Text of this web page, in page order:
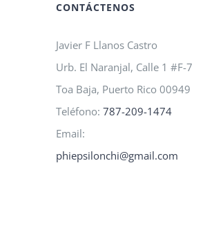
CONTÁCTENOS
Javier F Llanos Castro
Urb. El Naranjal, Calle 1 #F-7
Toa Baja, Puerto Rico 00949
Teléfono:787-209-1474
Email:
phiepsilonchi@gmail.com